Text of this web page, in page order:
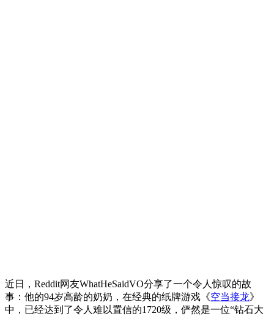
近日，Reddit网友WhatHeSaidVO分享了一个令人惊叹的故
事：他的94岁高龄的奶奶，在经典的纸牌游戏《空当接龙》
中，已经达到了令人难以置信的1720级，俨然是一位“钻石大